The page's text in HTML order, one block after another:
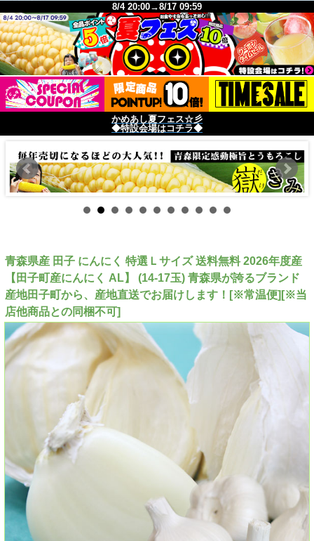
8/4 20:00→8/17 09:59
かめあし夏フェス☆彡
◆特設会場はコチラ◆
青森県産 田子 にんにく 特選Ｌサイズ 送料無料 2026年度産
【田子町産にんにく AL】 (14-17玉) 青森県が誇るブランド
産地田子町から、産地直送でお届けします！[※常温便][※当
店他商品との同梱不可]